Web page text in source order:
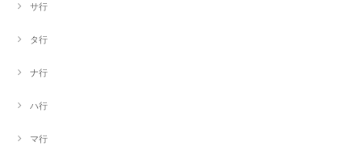
サ行
タ行
ナ行
ハ行
マ行